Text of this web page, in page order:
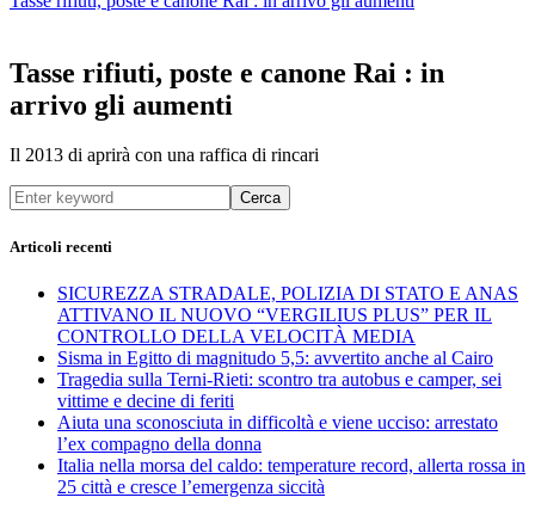
Tasse rifiuti, poste e canone Rai : in
arrivo gli aumenti
Il 2013 di aprirà con una raffica di rincari
Cerca
Articoli recenti
SICUREZZA STRADALE, POLIZIA DI STATO E ANAS
ATTIVANO IL NUOVO “VERGILIUS PLUS” PER IL
CONTROLLO DELLA VELOCITÀ MEDIA
Sisma in Egitto di magnitudo 5,5: avvertito anche al Cairo
Tragedia sulla Terni-Rieti: scontro tra autobus e camper, sei
vittime e decine di feriti
Aiuta una sconosciuta in difficoltà e viene ucciso: arrestato
l’ex compagno della donna
Italia nella morsa del caldo: temperature record, allerta rossa in
25 città e cresce l’emergenza siccità